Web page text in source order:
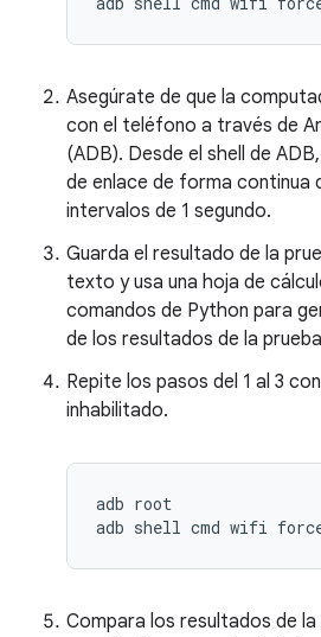
Asegúrate de que la
con el teléfono a través de
(ADB). Desde el shell de
de enlace de forma continua
intervalos de 1 segundo.
Guarda el resultado de la
texto y usa una hoja de
comandos de Python para
de los resultados de la
Repite los pasos del 1 al 3
inhabilitado.
adb root
Compara los resultados de